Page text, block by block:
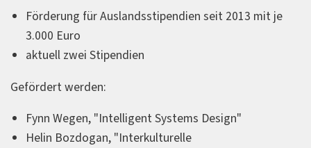
Förderung für Auslandsstipendien seit 2013 mit je
3.000 Euro
aktuell zwei Stipendien
Gefördert werden:
Fynn Wegen, "Intelligent Systems Design"
Helin Bozdogan, "Interkulturelle